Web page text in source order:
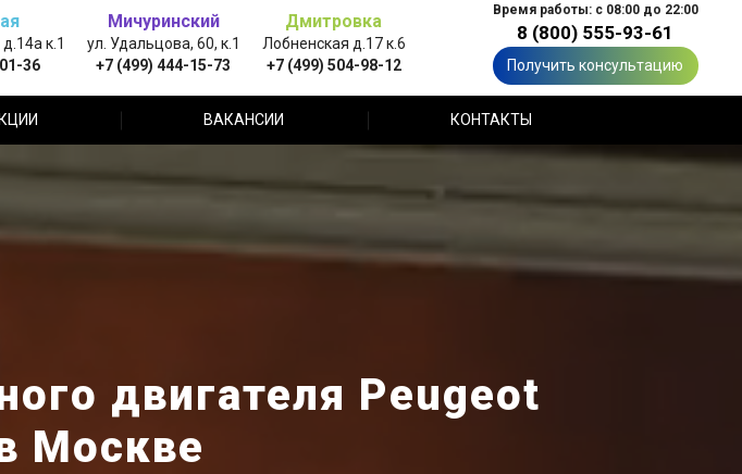
к.1
36
Мичуринский
ул. Удальцова, 60, к.1
+7 (499) 444-15-73
Дмитровка
Лобненская д.17 к.6
+7 (499) 504-98-12
Время работы: с 08:00 до 22:00
8 (800) 555-93-61
Получить консультацию
ВАКАНСИИ КОНТАКТЫ
двигателя Peugeot
Москве